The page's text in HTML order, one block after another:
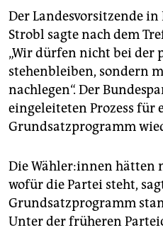
Der Landesvorsitzende
Strobl sagte nach dem
„Wir dürfen nicht bei der
stehenbleiben, sondern
nachlegen“. Der
eingeleiteten Prozess für
Grundsatzprogramm
Die Wäh­le­r:in­nen hätten
wofür die Partei steht,
Grundsatzprogramm
Unter der früheren